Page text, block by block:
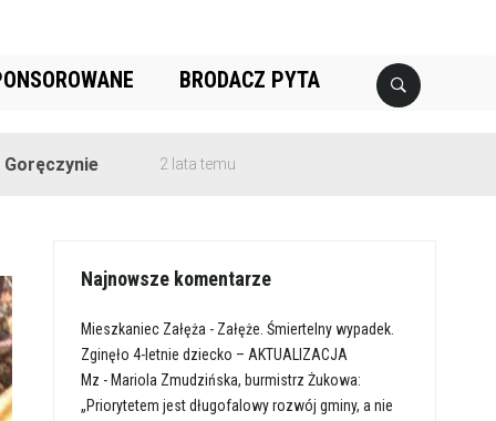
BRODACZ PYTA
2 lata temu
Najnowsze komentarze
Mieszkaniec Załęża - Załęże. Śmiertelny wypadek.
Zginęło 4-letnie dziecko – AKTUALIZACJA
Mz - Mariola Zmudzińska, burmistrz Żukowa:
„Priorytetem jest długofalowy rozwój gminy, a nie